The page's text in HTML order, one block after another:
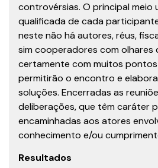
controvérsias. O principal meio
qualificada de cada
neste não há autores, réus,
sim cooperadores com olhares
certamente com muitos
permitirão o encontro e
soluções. Encerradas as
deliberações, que têm caráter
encaminhadas aos atores
conhecimento e/ou
Resultados